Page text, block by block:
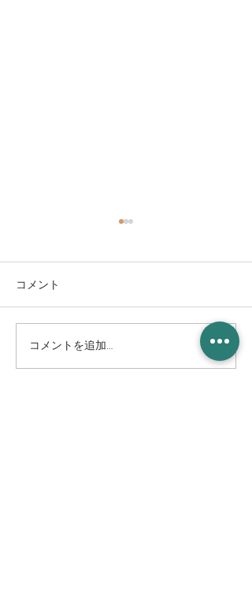
8/8(土) 鎮魂線香花火と平
和祈願灯ろう流し＆平和
コメント
コメントを追加…